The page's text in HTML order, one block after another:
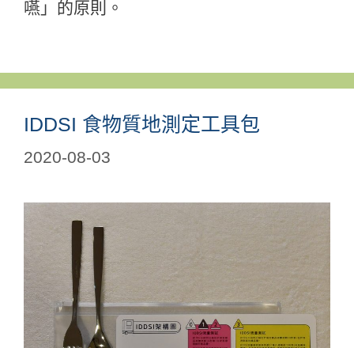
嚥」的原則。
IDDSI 食物質地測定工具包
2020-08-03